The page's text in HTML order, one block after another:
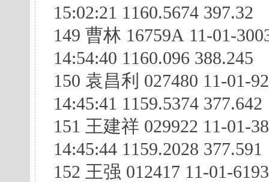
15:02:21 1160.5674 397.32
149 曹林 16759A 11-01-
14:54:40 1160.096 388.245
150 袁昌利 027480 11-01-
14:45:41 1159.5374 377.642
151 王建祥 029922 11-01-
14:45:44 1159.2028 377.591
152 王强 012417 11-01-